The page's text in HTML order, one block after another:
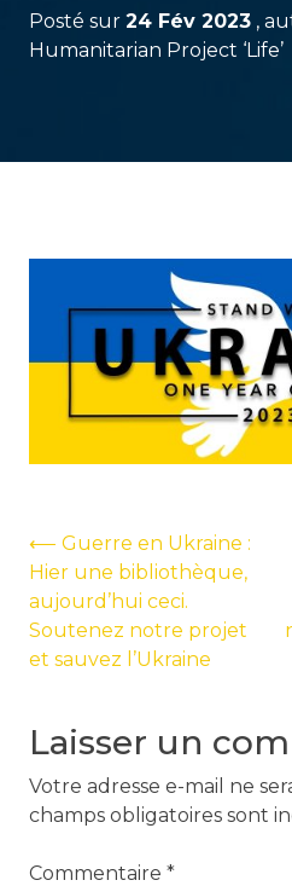
Posté sur 24 Fév 2023,
Humanitarian Project ‘Life’
Navigation
de
l’article
⟵ Guerre en Ukraine :
Hier une bibliothèque,
aujourd’hui ceci.
Soutenez notre projet
et sauvez l’Ukraine
Laisser un
Votre adresse e-mail ne
champs obligatoires sont
Commentaire *